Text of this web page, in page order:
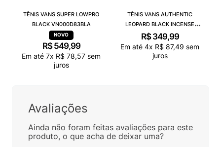
TÊNIS VANS SUPER LOWPRO
BLACK VN000D83BLA
R$ 549,99
Em até 7x R$ 78,57 sem
juros
TÊNIS VANS AUTHENTIC
LEOPARD BLACK INCENSE
VN000D6GGR4
R$ 349,99
Em até 4x R$ 87,49 sem
juros
Avaliações
Ainda não foram feitas avaliações para este
produto, o que acha de deixar uma?